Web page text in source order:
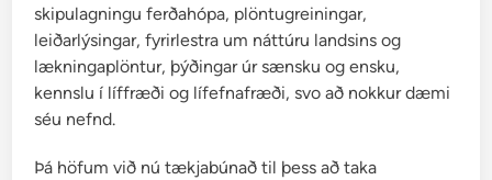
K
e
l
skipulagningu ferðahópa, plöntugreiningar,
leiðarlýsingar, fyrirlestra um náttúru landsins og
lækningaplöntur, þýðingar úr sænsku og ensku,
kennslu í líffræði og lífefnafræði, svo að nokkur dæmi
séu nefnd.
Þá höfum við nú tækjabúnað til þess að taka